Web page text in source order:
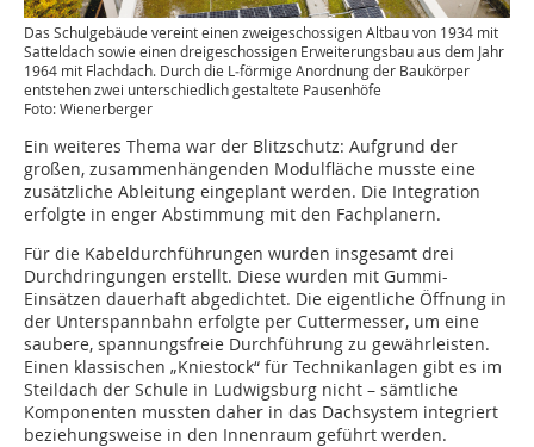
Das Schulgebäude vereint einen zweigeschossigen Altbau von 1934 mit
Satteldach sowie einen dreigeschossigen Erweiterungsbau aus dem Jahr
1964 mit Flachdach. Durch die L‑förmige Anordnung der Baukörper
entstehen zwei unterschiedlich gestaltete Pausenhöfe
Foto: Wienerberger
Ein weiteres Thema war der Blitzschutz: Aufgrund der
großen, zusammenhängenden Modulfläche musste eine
zusätzliche Ableitung eingeplant werden. Die Integration
erfolgte in enger Abstimmung mit den Fachplanern.
Für die Kabeldurchführungen wurden insgesamt drei
Durchdringungen erstellt. Diese wurden mit Gummi-
Einsätzen dauerhaft abgedichtet. Die eigentliche Öffnung in
der Unterspannbahn erfolgte per Cuttermesser, um eine
saubere, spannungsfreie Durchführung zu gewährleisten.
Einen klassischen „Kniestock“ für Technikanlagen gibt es im
Steildach der Schule in Ludwigsburg nicht – sämtliche
Komponenten mussten daher in das Dachsystem integriert
beziehungsweise in den Innenraum geführt werden.